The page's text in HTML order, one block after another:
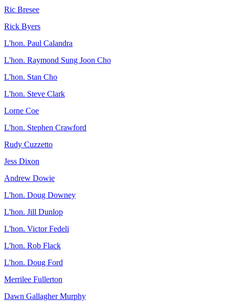
Ric Bresee
Rick Byers
L'hon. Paul Calandra
L'hon. Raymond Sung Joon Cho
L'hon. Stan Cho
L'hon. Steve Clark
Lorne Coe
L'hon. Stephen Crawford
Rudy Cuzzetto
Jess Dixon
Andrew Dowie
L'hon. Doug Downey
L'hon. Jill Dunlop
L'hon. Victor Fedeli
L'hon. Rob Flack
L'hon. Doug Ford
Merrilee Fullerton
Dawn Gallagher Murphy